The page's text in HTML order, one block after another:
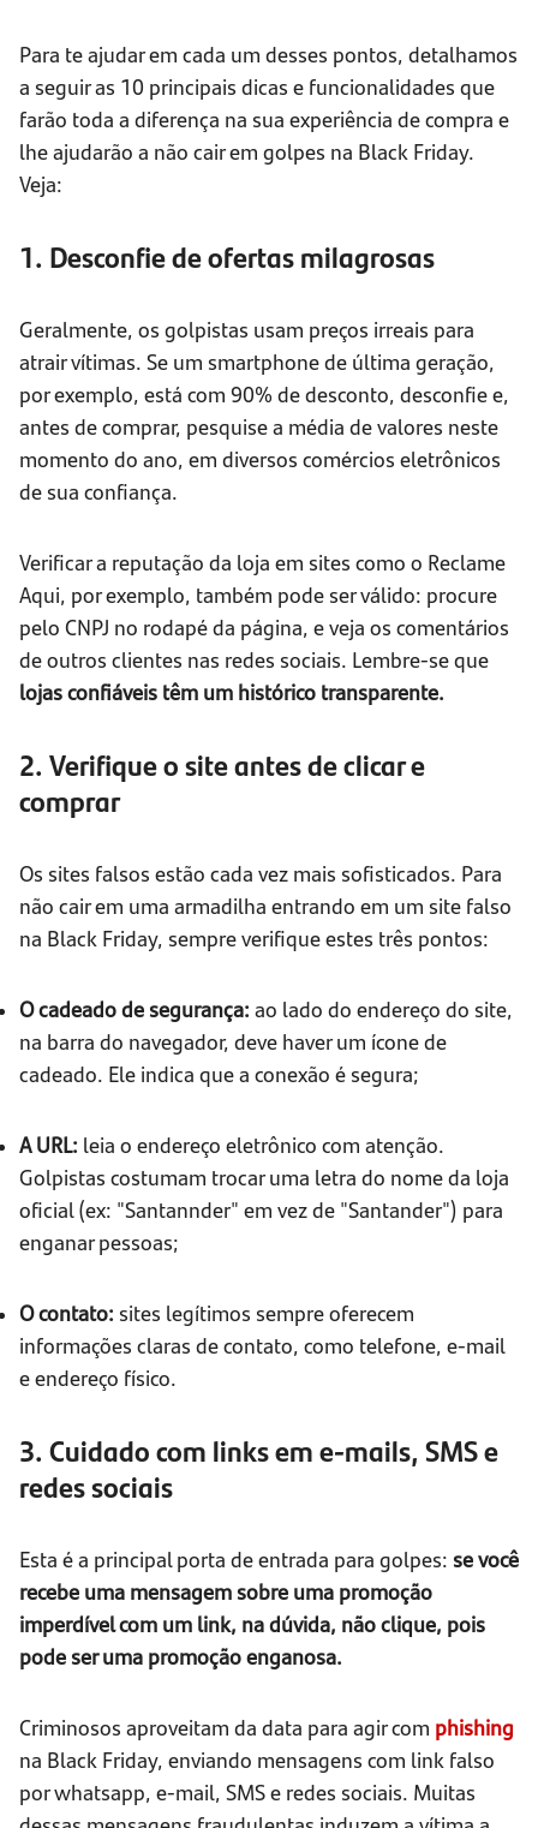
Para te ajudar em cada um desses pontos, detalhamos
a seguir as 10 principais dicas e funcionalidades que
farão toda a diferença na sua experiência de compra e
lhe ajudarão a não cair em golpes na Black Friday.
Veja:
1. Desconfie de ofertas milagrosas
Geralmente, os golpistas usam preços irreais para
atrair vítimas. Se um smartphone de última geração,
por exemplo, está com 90% de desconto, desconfie e,
antes de comprar, pesquise a média de valores neste
momento do ano, em diversos comércios eletrônicos
de sua confiança.
Verificar a reputação da loja em sites como o Reclame
Aqui, por exemplo, também pode ser válido: procure
pelo CNPJ no rodapé da página, e veja os comentários
de outros clientes nas redes sociais. Lembre-se que
lojas confiáveis têm um histórico transparente.
2. Verifique o site antes de clicar e
comprar
Os sites falsos estão cada vez mais sofisticados. Para
não cair em uma armadilha entrando em um site falso
na Black Friday, sempre verifique estes três pontos:
O cadeado de segurança: ao lado do endereço do site,
na barra do navegador, deve haver um ícone de
cadeado. Ele indica que a conexão é segura;
A URL: leia o endereço eletrônico com atenção.
Golpistas costumam trocar uma letra do nome da loja
oficial (ex: "Santannder" em vez de "Santander") para
enganar pessoas;
O contato: sites legítimos sempre oferecem
informações claras de contato, como telefone, e-mail
e endereço físico.
3. Cuidado com links em e-mails, SMS e
redes sociais
Esta é a principal porta de entrada para golpes: se você
recebe uma mensagem sobre uma promoção
imperdível com um link, na dúvida, não clique, pois
pode ser uma promoção enganosa.
Criminosos aproveitam da data para agir com phishing
na Black Friday, enviando mensagens com link falso
por whatsapp, e-mail, SMS e redes sociais. Muitas